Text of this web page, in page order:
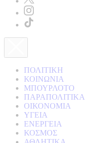
ΠΟΛΙΤΙΚΗ
ΚΟΙΝΩΝΙΑ
ΜΠΟΥΡΛΟΤΟ
ΠΑΡΑΠΟΛΙΤΙΚΑ
ΟΙΚΟΝΟΜΙΑ
ΥΓΕΙΑ
ΕΝΕΡΓΕΙΑ
ΚΟΣΜΟΣ